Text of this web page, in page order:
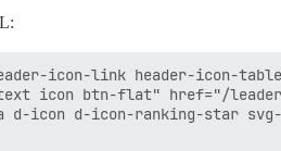
icon-link header-icon-
icon btn-flat" href="/
d-icon d-icon-ranking-star